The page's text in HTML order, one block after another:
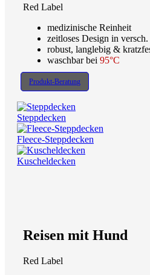
Red Label
medizinische Reinheit
zeitloses Design in
robust, langlebig &
waschbar bei 95°C
Produkt-Beratung
Steppdecken
Fleece-Steppdecken
Kuscheldecken
Reisen mit Hund
Red Label